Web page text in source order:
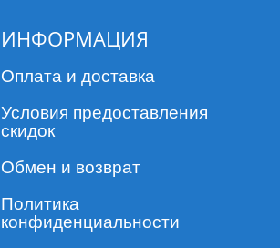
ИНФОРМАЦИЯ
Оплата и доставка
Условия предоставления
скидок
Обмен и возврат
Политика
конфиденциальности